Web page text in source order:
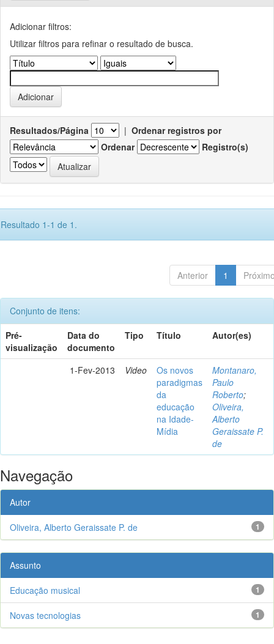
Adicionar filtros:
Utilizar filtros para refinar o resultado de busca.
Resultados/Página | Ordenar registros por
Ordenar
Registro(s)
Resultado 1-1 de 1.
Anterior 1
Conjunto de itens:
Pré-
visualização
Data do
documento
Tipo Título Autor(es)
1-Fev-2013 Video
Os novos
paradigmas
da
educação
na Idade-
Mídia
Montanaro,
Paulo
Roberto;
Oliveira,
Alberto
Geraissate P.
de
Navegação
Autor
1
Oliveira, Alberto Geraissate P. de
Assunto
1
Educação musical
1
Novas tecnologias